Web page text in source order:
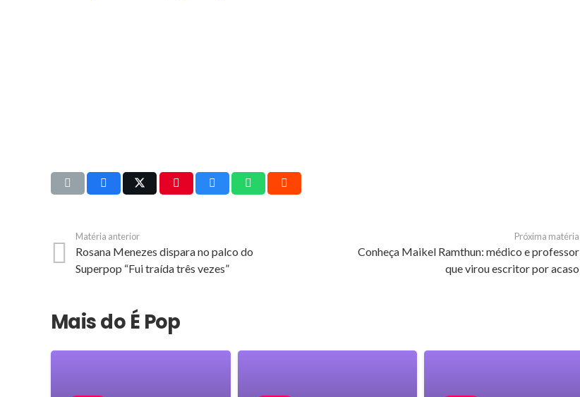
Matéria anterior
Rosana Menezes dispara no palco do
Superpop “Fui traída três vezes”
Próxima matéria
Conheça Maikel Ramthun: médico e professor
que virou escritor por acaso
Mais do É Pop